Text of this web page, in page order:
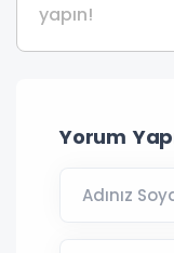
yapın!
Yorum